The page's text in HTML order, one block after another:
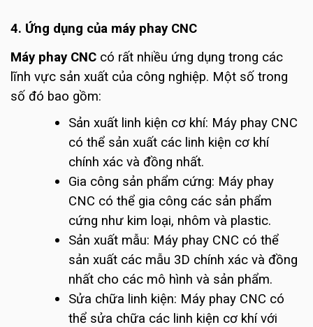
4. Ứng dụng của máy phay CNC
Máy phay CNC có rất nhiều ứng dụng trong các
lĩnh vực sản xuất của công nghiệp. Một số trong
số đó bao gồm:
Sản xuất linh kiện cơ khí: Máy phay CNC
có thể sản xuất các linh kiện cơ khí
chính xác và đồng nhất.
Gia công sản phẩm cứng: Máy phay
CNC có thể gia công các sản phẩm
cứng như kim loại, nhôm và plastic.
Sản xuất mẫu: Máy phay CNC có thể
sản xuất các mẫu 3D chính xác và đồng
nhất cho các mô hình và sản phẩm.
Sửa chữa linh kiện: Máy phay CNC có
thể sửa chữa các linh kiện cơ khí với